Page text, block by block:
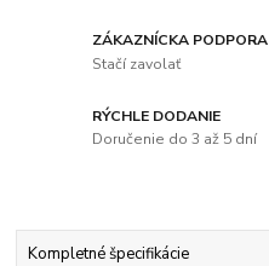
ZÁKAZNÍCKA PODPORA
Stačí zavolať
RÝCHLE DODANIE
Doručenie do 3 až 5 dní
Kompletné špecifikácie